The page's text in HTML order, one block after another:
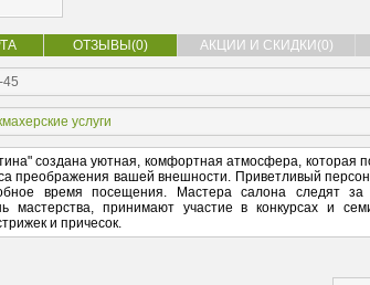
ОТЗЫВЫ(0) АКЦИИ И СКИДКИ(0)
45
услуги
создана уютная, комфортная атмосфера, которая
преображения вашей внешности. Приветливый
время посещения. Мастера салона следят
мастерства, принимают участие в конкурсах и
и причесок.